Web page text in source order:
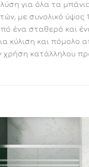
για όλα τα
με συνολικό
σταθερό και
κύλιση και
κατάλληλου